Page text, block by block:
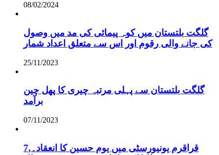
08/02/2024
گلگت بلتستان میں کوہ پیمائی کی مد میں وصول
کی جانے والی رقوم اور اس سے متعلق اعداد شمار
25/11/2023
گلگت بلتستان سے پہلی مرتبہ چیری کا پھل چین
برآمد
07/11/2023
قراقرم یونیورسٹی میں یوم حسین کا انعقاد۔,7